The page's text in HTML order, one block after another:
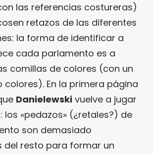
las referencias costureras)
retazos de las diferentes
la forma de identificar a
cada parlamento es a
comillas de colores (con un
colores). En la primera página
Danielewski vuelve a jugar
los «pedazos» (¿retales?) de
son demasiado
del resto para formar un